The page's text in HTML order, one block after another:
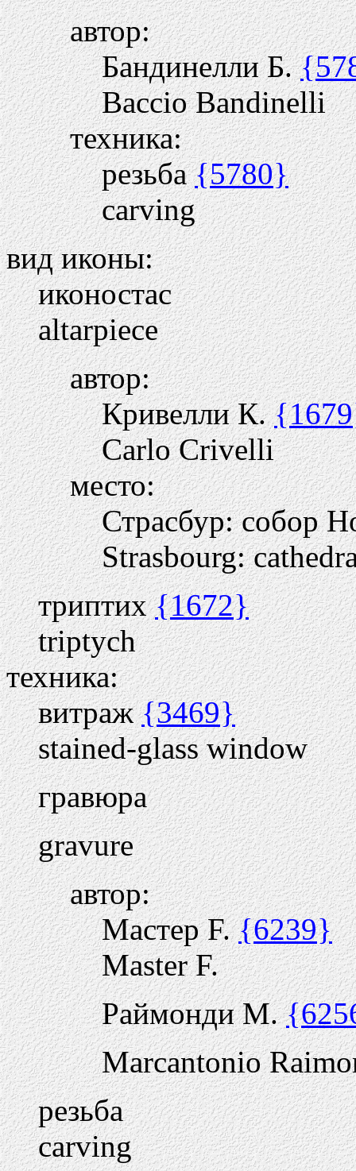
автор:
Бандинелли Б.
Baccio Bandinelli
техника:
резьба{5780}
carving
вид иконы:
иконостас
altarpiece
автор:
Кривелли К.
Carlo Crivelli
место:
Страсбур: собор
Strasbourg:
триптих{1672}
triptych
техника:
витраж{3469}
stained-glass window
гравюра
gravure
автор:
Мастер F.{6239}
Master F.
Раймонди М.
Marcantonio
резьба
carving